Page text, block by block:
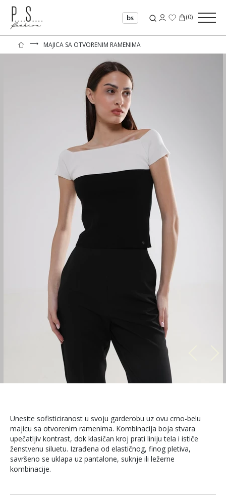
bs (0)
⟶ MAJICA SA OTVORENIM RAMENIMA
Unesite sofisticiranost u svoju garderobu uz ovu crno-belu
majicu sa otvorenim ramenima. Kombinacija boja stvara
upečatljiv kontrast, dok klasičan kroj prati liniju tela i ističe
ženstvenu siluetu. Izrađena od elastičnog, finog pletiva,
savršeno se uklapa uz pantalone, suknje ili ležerne
kombinacije.